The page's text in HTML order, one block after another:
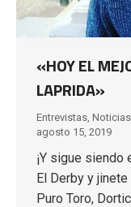
«HOY EL
LAPRIDA»
Entrevistas,
agosto 15, 2019
¡Y sigue
El Derby y
Puro Toro,